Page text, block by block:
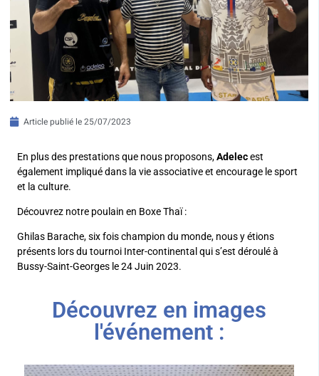
Article publié le25/07/2023
En plus des prestations que nous proposons,Adelecest
également impliqué dans la vie associative et encourage le sport
et la culture.
Découvrez notre poulain en Boxe Thaï :
Ghilas Barache, six fois champion du monde, nous y étions
présents lors du tournoi Inter-continental qui s’est déroulé à
Bussy-Saint-Georges le 24 Juin 2023.
Découvrez en images
l'événement :